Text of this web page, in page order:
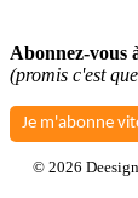
Abonnez-vous
(promis c'est
Je m'abonne
© 2026